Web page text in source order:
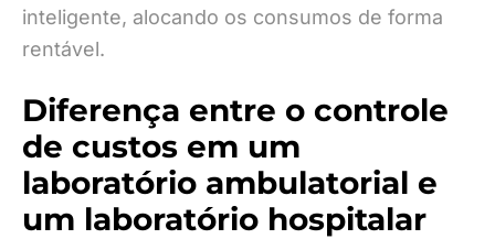
inteligente, alocando os consumos de forma
rentável.
Diferença entre o controle
de custos em um
laboratório ambulatorial e
um laboratório hospitalar